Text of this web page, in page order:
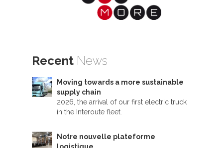
Recent News
Moving towards a more sustainable
supply chain
2026, the arrival of our first electric truck
in the Interoute fleet.
Notre nouvelle plateforme